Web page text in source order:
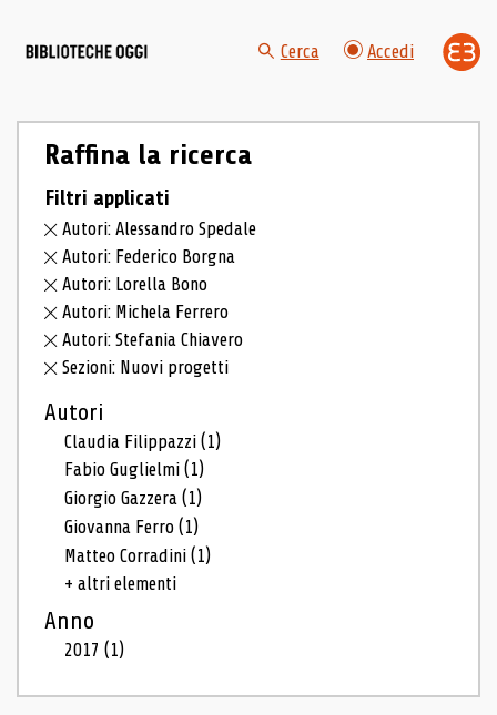
Cerca Accedi
Raffina la ricerca
Filtri applicati
Autori: Alessandro Spedale
Autori: Federico Borgna
Autori: Lorella Bono
Autori: Michela Ferrero
Autori: Stefania Chiavero
Sezioni: Nuovi progetti
Autori
Claudia Filippazzi(1)
Fabio Guglielmi(1)
Giorgio Gazzera(1)
Giovanna Ferro(1)
Matteo Corradini(1)
+ altri elementi
Anno
2017(1)